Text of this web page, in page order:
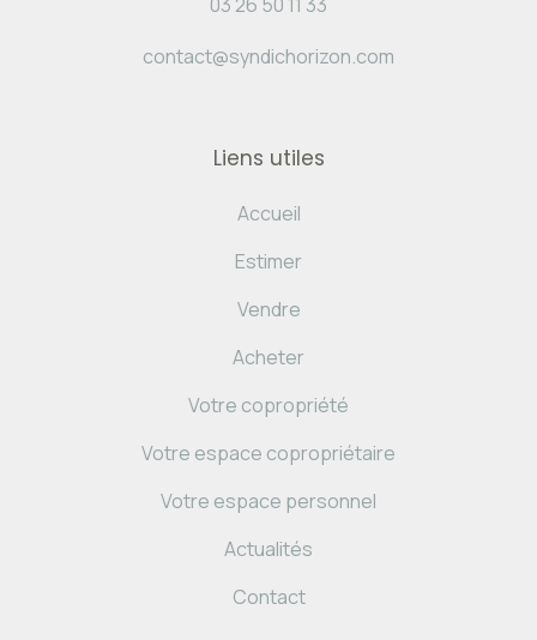
contact@syndichorizon.com
Liens utiles
Accueil
Estimer
Vendre
Acheter
Votre copropriété
Votre espace copropriétaire
Votre espace personnel
Actualités
Contact